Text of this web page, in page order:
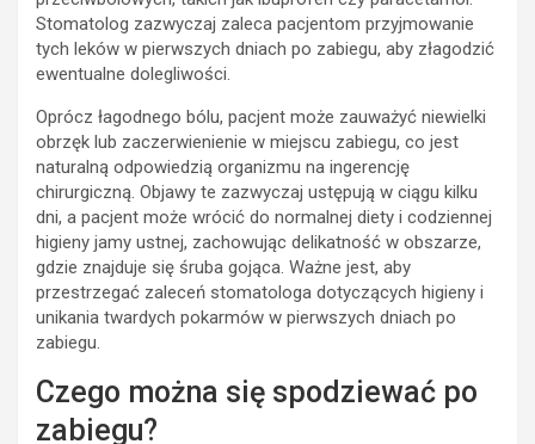
Stomatolog zazwyczaj zaleca pacjentom przyjmowanie
tych leków w pierwszych dniach po zabiegu, aby złagodzić
ewentualne dolegliwości.
Oprócz łagodnego bólu, pacjent może zauważyć niewielki
obrzęk lub zaczerwienienie w miejscu zabiegu, co jest
naturalną odpowiedzią organizmu na ingerencję
chirurgiczną. Objawy te zazwyczaj ustępują w ciągu kilku
dni, a pacjent może wrócić do normalnej diety i codziennej
higieny jamy ustnej, zachowując delikatność w obszarze,
gdzie znajduje się śruba gojąca. Ważne jest, aby
przestrzegać zaleceń stomatologa dotyczących higieny i
unikania twardych pokarmów w pierwszych dniach po
zabiegu.
Czego można się spodziewać po
zabiegu?